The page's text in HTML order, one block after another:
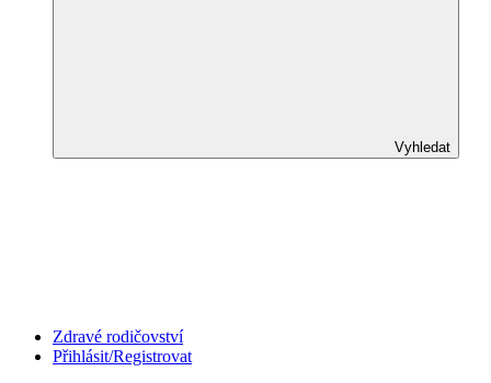
Vyhledat
Zdravé rodičovství
Přihlásit/Registrovat